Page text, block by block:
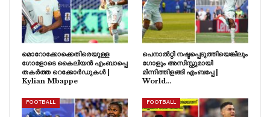
മൊറോക്കോക്കെതിരെയുള്ള
ഗോളോടെ കൈലിയൻ എംബാപ്പെ
തകർത്ത റെക്കോർഡുകൾ |
Kylian Mbappe
പെനാൽറ്റി നഷ്ടപ്പെടുത്തിയെങ്കിലും
ഗോളും അസിസ്റ്റുമായി
മിന്നിത്തിളങ്ങി എംബപ്പേ |
World…
FOOTBALL FOOTBALL